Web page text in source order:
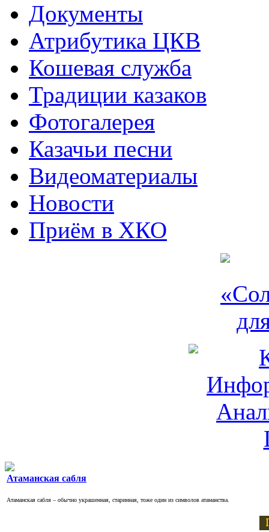
Документы
Атрибутика ЦКВ
Кошевая служба
Традиции казаков
Фотогалерея
Казачьи песни
Видеоматериалы
Новости
Приём в ХКО
Атаманская сабля
Атаманская сабля – обычно украшенная, старинная, тоже один из символов атаманства.